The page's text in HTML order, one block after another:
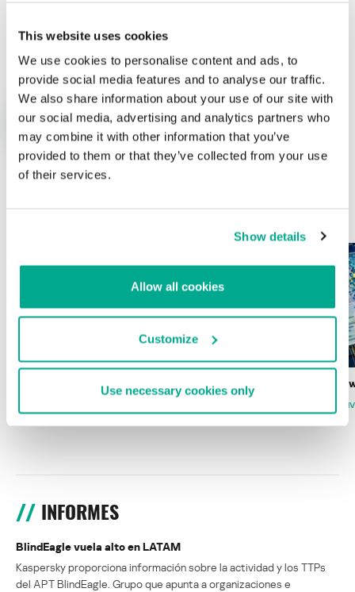
This website uses cookies
We use cookies to personalise content and ads, to
provide social media features and to analyse our traffic.
We also share information about your use of our site with
our social media, advertising and analytics partners who
may combine it with other information that you’ve
provided to them or that they’ve collected from your use
of their services.
Show details
Allow all cookies
Customize
Use necessary cookies only
Nombre*
Wardriving en México: preparativos para
la Copa Mundial de Fútbol 2026
Estado del
MARC
INFORMES
BlindEagle vuela alto en LATAM
Kaspersky proporciona información sobre la actividad y los TTPs
del APT BlindEagle. Grupo que apunta a organizaciones e